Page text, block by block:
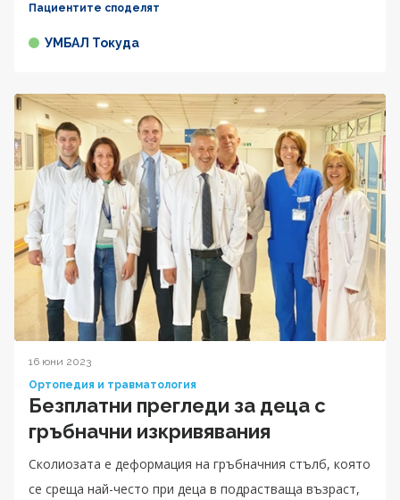
Пациентите споделят
УМБАЛ Токуда
16 юни 2023
Ортопедия и травматология
Безплатни прегледи за деца с
гръбначни изкривявания
Сколиозата е деформация на гръбначния стълб, която
се среща най-често при деца в подрастваща възраст,